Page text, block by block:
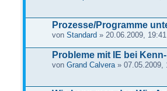
Prozesse/Programme
von Standard » 20.06.2009, 19:41
Probleme mit IE bei
von Grand Calvera» 07.05.2009,